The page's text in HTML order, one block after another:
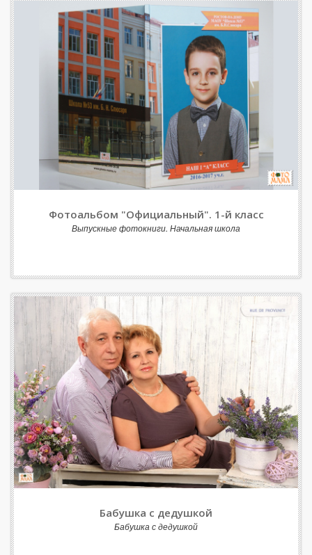
Фотоальбом "Официальный". 1-й класс
Выпускные фотокниги. Начальная школа
Бабушка с дедушкой
Бабушка с дедушкой